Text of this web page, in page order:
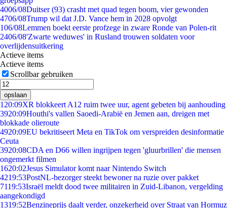
4006/08Duitser (93) crasht met quad tegen boom, vier gewonden
4706/08Trump wil dat J.D. Vance hem in 2028 opvolgt
106/08Lemmen boekt eerste profzege in zware Ronde van Polen-rit
2406/08'Zwarte weduwes' in Rusland trouwen soldaten voor
overlijdensuitkering
Actieve items
Actieve items
Scrollbar gebruiken
opslaan
1 20:09XR blokkeert A12 ruim twee uur, agent gebeten bij aanhouding
3920:09Houthi's vallen Saoedi-Arabië en Jemen aan, dreigen met
blokkade olieroute
4920:09EU bekritiseert Meta en TikTok om verspreiden desinformatie
Ceuta
3920:08CDA en D66 willen ingrijpen tegen 'gluurbrillen' die mensen
ongemerkt filmen
1620:02Jesus Simulator komt naar Nintendo Switch
4219:53PostNL-bezorger steekt bewoner na ruzie over pakket
7119:53Israël meldt dood twee militairen in Zuid-Libanon, vergelding
aangekondigd
1319:52Benzineprijs daalt verder, onzekerheid over Straat van Hormuz